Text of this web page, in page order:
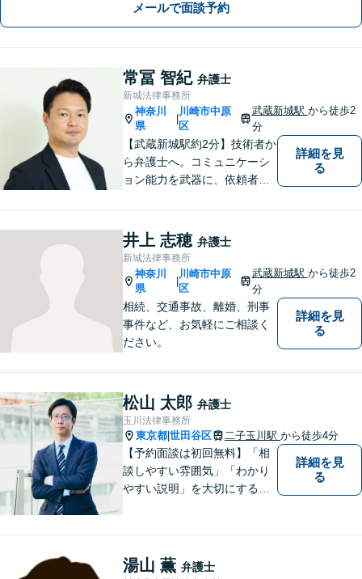
討いたします』セカンドオピニオン可
【狛江駅4分／休日夜間相談可】
メールで面談予約
常冨 智紀 弁護士
新城法律事務所
神奈川
県
川崎市中原
区
武蔵新城駅 から徒歩2
分
【武蔵新城駅約2分】技術者か
ら弁護士へ。コミュニケーシ
ョン能力を武器に、依頼者さ
を目指します。【離婚・男女
問題】不貞慰謝料請求／財産
分与・養育費など【相続】相
続手続は他士業と連携してワ
ンストップ解決
詳細を見
る
井上 志穂 弁護士
新城法律事務所
神奈川
県
川崎市中原
区
武蔵新城駅 から徒歩2
分
相続、交通事故、離婚、刑事
事件など、お気軽にご相談く
ださい。
詳細を見
る
松山 太郎 弁護士
玉川法律事務所
東京都 世田谷区 二子玉川駅 から徒歩4分
【予約面談は初回無料】「相
談しやすい雰囲気」「わかり
やすい説明」を大切にする事
続・離婚に強み【二子玉川駅4
詳細を見
る
湯山 薫 弁護士